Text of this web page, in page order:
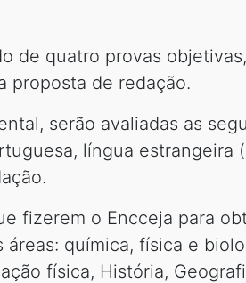
de quatro provas
proposta de redação.
serão avaliadas as
língua
fizerem o Encceja para
química, física e
física, História,